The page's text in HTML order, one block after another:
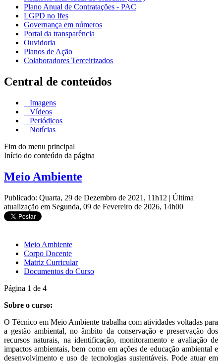
Plano Anual de Contratações - PAC
LGPD no Ifes
Governança em números
Portal da transparência
Ouvidoria
Planos de Ação
Colaboradores Terceirizados
Central de conteúdos
Imagens
Vídeos
Periódicos
Notícias
Fim do menu principal
Início do conteúdo da página
Meio Ambiente
Publicado: Quarta, 29 de Dezembro de 2021, 11h12 | Última
atualização em Segunda, 09 de Fevereiro de 2026, 14h00
Meio Ambiente
Corpo Docente
Matriz Curricular
Documentos do Curso
Página 1 de 4
Sobre o curso:
O Técnico em Meio Ambiente trabalha com atividades voltadas para
a gestão ambiental, no âmbito da conservação e preservação dos
recursos naturais, na identificação, monitoramento e avaliação de
impactos ambientais, bem como em ações de educação ambiental e
desenvolvimento e uso de tecnologias sustentáveis. Pode atuar em